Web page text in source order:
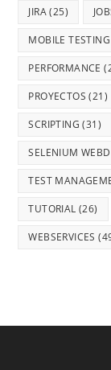
JIRA(25)
MOBILE TESTING
PERFORMANCE
PROYECTOS (21)
SCRIPTING (31)
SELENIUM
TEST
TUTORIAL (26)
WEBSERVICES